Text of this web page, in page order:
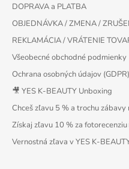
DOPRAVA a PLATBA
OBJEDNÁVKA / ZMENA /
REKLAMÁCIA / VRÁTENIE
Všeobecné obchodné podmienky
Ochrana osobných údajov (GDPR)
🎥 YES K-BEAUTY Unboxing
Chceš zľavu 5 % a trochu zábavy
Získaj zľavu 10 % za fotorecenziu
Vernostná zľava v YES K-